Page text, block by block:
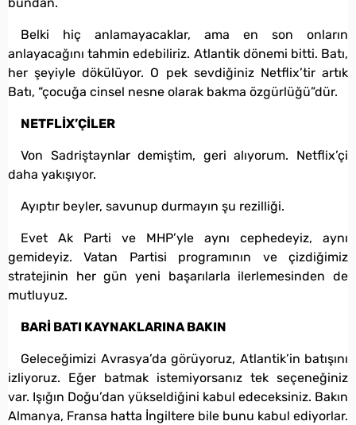
bundan.
Belki hiç anlamayacaklar, ama en son onların
anlayacağını tahmin edebiliriz. Atlantik dönemi bitti. Batı,
her şeyiyle dökülüyor. O pek sevdiğiniz Netflix’tir artık
Batı, “çocuğa cinsel nesne olarak bakma özgürlüğü”dür.
NETFLİX’ÇİLER
Von Sadriştaynlar demiştim, geri alıyorum. Netflix’çi
daha yakışıyor.
Ayıptır beyler, savunup durmayın şu rezilliği.
Evet Ak Parti ve MHP’yle aynı cephedeyiz, aynı
gemideyiz. Vatan Partisi programının ve çizdiğimiz
stratejinin her gün yeni başarılarla ilerlemesinden de
mutluyuz.
BARİ BATI KAYNAKLARINA BAKIN
Geleceğimizi Avrasya’da görüyoruz, Atlantik’in batışını
izliyoruz. Eğer batmak istemiyorsanız tek seçeneğiniz
var. Işığın Doğu’dan yükseldiğini kabul edeceksiniz. Bakın
Almanya, Fransa hatta İngiltere bile bunu kabul ediyorlar.